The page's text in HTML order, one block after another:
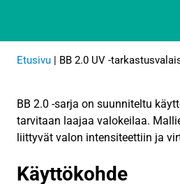
Etusivu | BB 2.0 UV -
BB 2.0 -sarja on suunniteltu
tarvitaan laajaa valokeilaa.
liittyvät valon intensiteettiin ja
Käyttökohde